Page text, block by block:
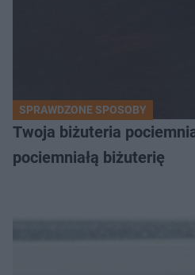
SPRAWDZONE SPOSOBY
Twoja biżuteria
pociemniałą biżuterię